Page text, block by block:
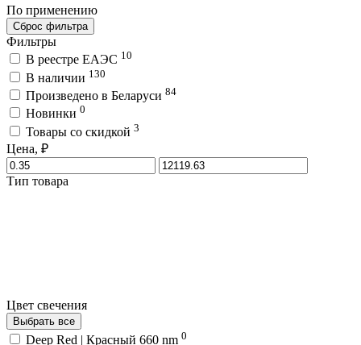
По применению
Сброс фильтра
Фильтры
В реестре ЕАЭС 10
В наличии 130
Произведено в Беларуси 84
Новинки 0
Товары со скидкой 3
Цена, ₽
Тип товара
Цвет свечения
Выбрать все
Deep Red | Красный 660 nm 0